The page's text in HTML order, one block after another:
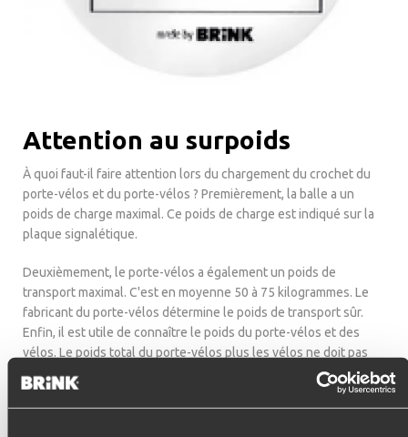
Attention au surpoids
À quoi faut-il faire attention lors du chargement du crochet du
porte-vélos et du porte-vélos ? Premièrement, la balle a un
poids de charge maximal. Ce poids de charge est indiqué sur la
plaque signalétique.
Deuxièmement, le porte-vélos a également un poids de
transport maximal. C'est en moyenne 50 à 75 kilogrammes. Le
fabricant du porte-vélos détermine le poids de transport sûr.
Enfin, il est utile de connaître le poids du porte-vélos et des
vélos. Le poids total du porte-vélos plus les vélos ne doit pas
dépasser le poids de charge maximal du crochet du porte-vélos.
Portez une attention particulière au poids des vélos électriques.
Un vélo électrique pèse en moyenne 6 kg de plus qu'un vélo